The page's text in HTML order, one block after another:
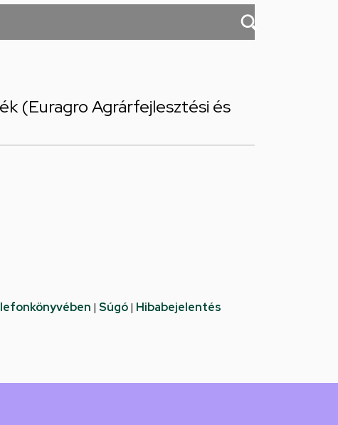
(Euragro Agrárfejlesztési és
| Súgó| Hibabejelentés